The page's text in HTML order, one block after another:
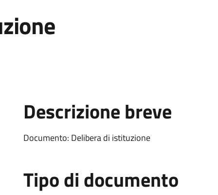
Descrizione breve
Documento: Delibera di istituzione
Tipo di documento